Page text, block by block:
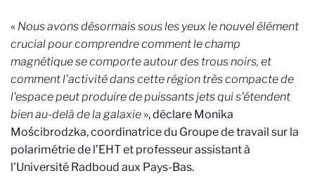
« Nous avons désormais sous les yeux le nouvel élément
crucial pour comprendre comment le champ
magnétique se comporte autour des trous noirs, et
comment l'activité dans cette région très compacte de
l'espace peut produire de puissants jets qui s'étendent
bien au-delà de la galaxie », déclare Monika
Mościbrodzka, coordinatrice du Groupe de travail sur la
polarimétrie de l’EHT et professeur assistant à
l'Université Radboud aux Pays-Bas.